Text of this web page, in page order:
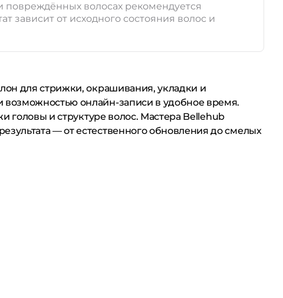
повреждённых волосах рекомендуется
зависит от исходного состояния волос и
для стрижки, окрашивания, укладки и
возможностью онлайн-записи в удобное время.
головы и структуре волос. Мастера Bellehub
— от естественного обновления до смелых